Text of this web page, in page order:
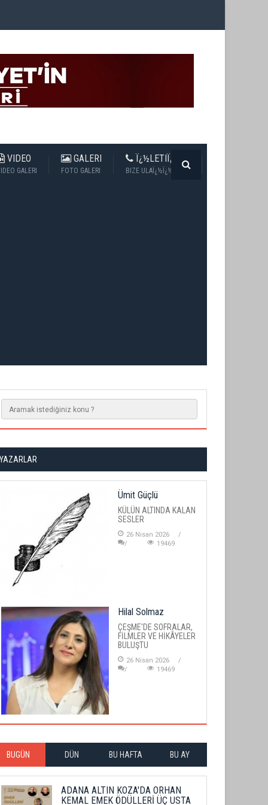
VIDEO
GALERI
GALERI
FOTO GALERI
Ï¿½LETIÏ¿½IM
BIZE ULAÏ¿½Ï¿½N
YAZARLAR
Ümit Güçlü
KÜLÜN ALTINDA KALAN
SESLER
26 Nisan 2026
19469
Hilal Solmaz
ÇEŞME'DE SOFRALAR,
FİLMLER VE HİKÂYELER
BULUŞTU
26 Nisan 2026
19469
BUGÜN DÜN BU HAFTA BU AY
ADANA ALTIN KOZA'DA ORHAN
KEMAL EMEK ÖDÜLLERİ ÜÇ USTA